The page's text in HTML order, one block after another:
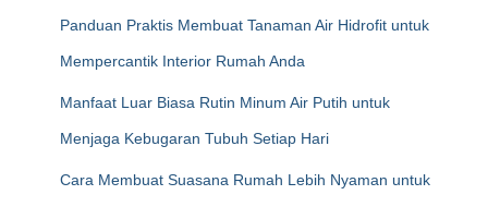
Panduan Praktis Membuat Tanaman Air Hidrofit untuk
Mempercantik Interior Rumah Anda
Manfaat Luar Biasa Rutin Minum Air Putih untuk
Menjaga Kebugaran Tubuh Setiap Hari
Cara Membuat Suasana Rumah Lebih Nyaman untuk